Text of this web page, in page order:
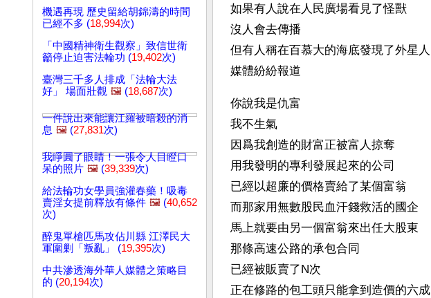
機遇再現 歷史留給胡錦濤的時間
已經不多 (18,994次)
「中國精神衛生觀察」致信世衛
籲停止迫害法輪功 (19,402次)
臺灣三千多人排成「法輪大法
好」 場面壯觀 🖼️ (18,687次)
一件說出來能讓江羅被暗殺的消
息 🖼️ (27,831次)
我睜圓了眼睛！一張令人目瞪口
呆的照片 🖼️ (39,339次)
給法輪功女學員強灌春藥！吸毒
賣淫女提前釋放有條件 🖼️ (40,652
次)
醉鬼單槍匹馬攻佔川縣 江澤民大
軍圍剿「叛亂」 (19,395次)
中共滲透海外華人媒體之策略目
的 (20,194次)
如果有人說在人民廣場看見了怪獸
沒人會去傳播
但有人稱在百慕大的海底發現了外星人
媒體紛紛報道
你說我是仇富
我不生氣
因爲我創造的財富正被富人掠奪
用我發明的專利發展起來的公司
已經以超廉的價格賣給了某個富翁
而那家用無數股民血汗錢救活的國企
馬上就要由另一個富翁來出任大股東
那條高速公路的承包合同
已經被販賣了N次
正在修路的包工頭只能拿到造價的六成